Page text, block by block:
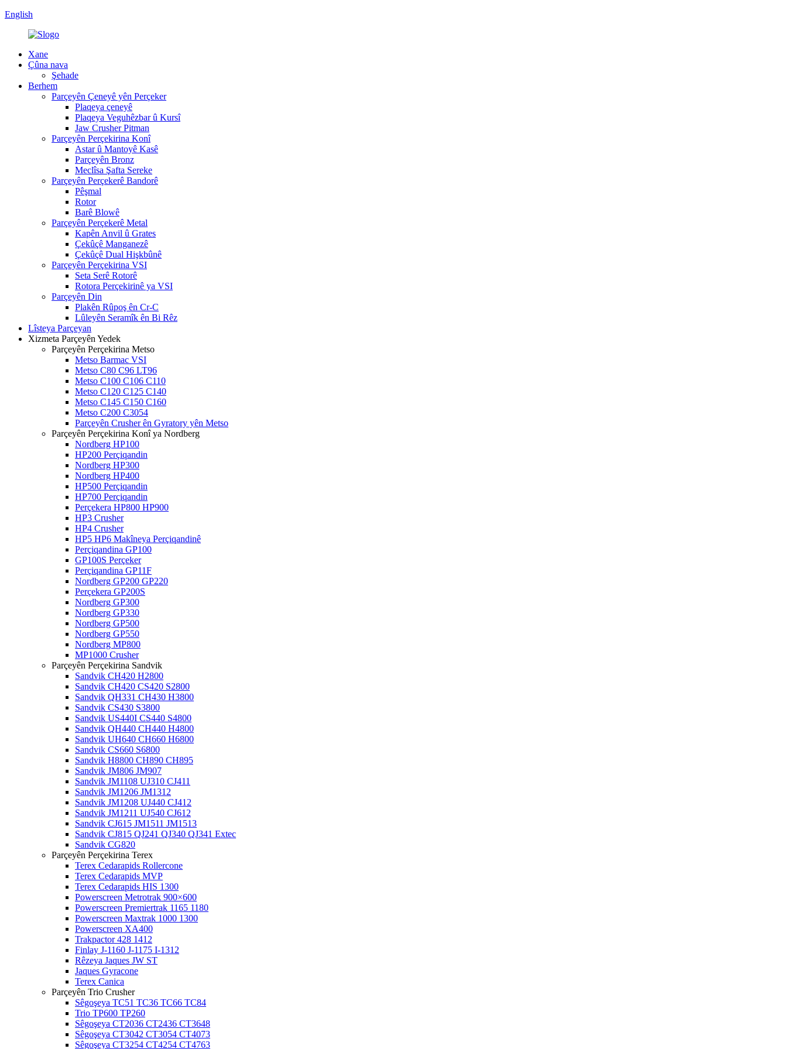
English
Xane
Çûna nava
Şehade
Berhem
Parçeyên Çeneyê yên Perçeker
Plaqeya çeneyê
Plaqeya Veguhêzbar û Kursî
Jaw Crusher Pitman
Parçeyên Perçekirina Konî
Astar û Mantoyê Kasê
Parçeyên Bronz
Meclîsa Şafta Sereke
Parçeyên Perçekerê Bandorê
Pêşmal
Rotor
Barê Blowê
Parçeyên Perçekerê Metal
Kapên Anvil û Grates
Çekûçê Manganezê
Çekûçê Dual Hişkbûnê
Parçeyên Perçekirina VSI
Seta Serê Rotorê
Rotora Perçekirinê ya VSI
Parçeyên Din
Plakên Rûpoş ên Cr-C
Lûleyên Seramîk ên Bi Rêz
Lîsteya Parçeyan
Xizmeta Parçeyên Yedek
Parçeyên Perçekirina Metso
Metso Barmac VSI
Metso C80 C96 LT96
Metso C100 C106 C110
Metso C120 C125 C140
Metso C145 C150 C160
Metso C200 C3054
Parçeyên Crusher ên Gyratory yên Metso
Parçeyên Perçekirina Konî ya Nordberg
Nordberg HP100
HP200 Perçiqandin
Nordberg HP300
Nordberg HP400
HP500 Perçiqandin
HP700 Perçiqandin
Perçekera HP800 HP900
HP3 Crusher
HP4 Crusher
HP5 HP6 Makîneya Perçiqandinê
Perçiqandina GP100
GP100S Perçeker
Perçiqandina GP11F
Nordberg GP200 GP220
Perçekera GP200S
Nordberg GP300
Nordberg GP330
Nordberg GP500
Nordberg GP550
Nordberg MP800
MP1000 Crusher
Parçeyên Perçekirina Sandvik
Sandvik CH420 H2800
Sandvik CH420 CS420 S2800
Sandvik QH331 CH430 H3800
Sandvik CS430 S3800
Sandvik US440I CS440 S4800
Sandvik QH440 CH440 H4800
Sandvik UH640 CH660 H6800
Sandvik CS660 S6800
Sandvik H8800 CH890 CH895
Sandvik JM806 JM907
Sandvik JM1108 UJ310 CJ411
Sandvik JM1206 JM1312
Sandvik JM1208 UJ440 CJ412
Sandvik JM1211 UJ540 CJ612
Sandvik CJ615 JM1511 JM1513
Sandvik CJ815 QJ241 QJ340 QJ341 Extec
Sandvik CG820
Parçeyên Perçekirina Terex
Terex Cedarapids Rollercone
Terex Cedarapids MVP
Terex Cedarapids HIS 1300
Powerscreen Metrotrak 900×600
Powerscreen Premiertrak 1165 1180
Powerscreen Maxtrak 1000 1300
Powerscreen XA400
Trakpactor 428 1412
Finlay J-1160 J-1175 I-1312
Rêzeya Jaques JW ST
Jaques Gyracone
Terex Canica
Parçeyên Trio Crusher
Sêgoşeya TC51 TC36 TC66 TC84
Trio TP600 TP260
Sêgoşeya CT2036 CT2436 CT3648
Sêgoşeya CT3042 CT3054 CT4073
Sêgoşeya CT3254 CT4254 CT4763